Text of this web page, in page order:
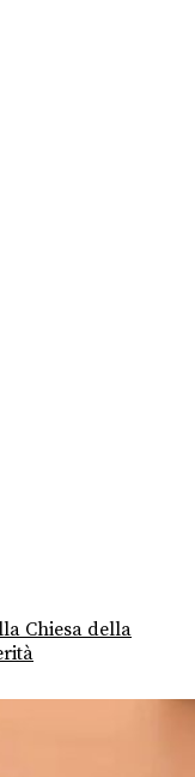
Chiesa della